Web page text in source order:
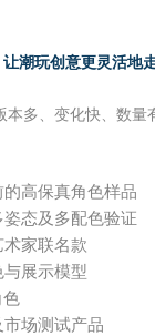
让潮玩创意更灵活地
本多、变化快、数量
高保真角色样品
态及多配色验证
家联名款
展示模型
色
场测试产品